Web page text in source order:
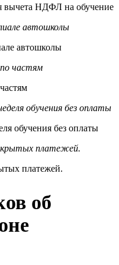
вычета НДФЛ на обучение
автошколы
обучения без оплаты
платежей.
об